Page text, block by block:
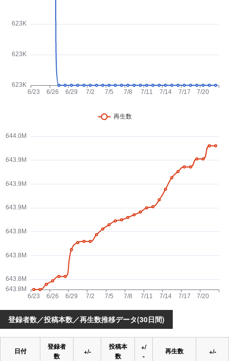
登録者数／投稿本数／再生数推移データ(30日間)
日付
登録者
数
+/-
投稿本
数
+/
-
再生数 +/-